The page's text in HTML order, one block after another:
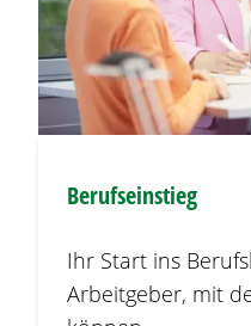
Berufseinstieg
Ihr Start ins
Arbeitgeber, mit